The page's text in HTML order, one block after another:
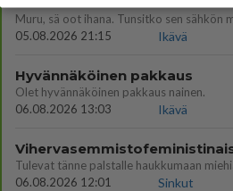
05.08.2026 21:15
Ikävä
Hyvännäköinen pakkaus
Olet hyvännäköinen pakkaus nainen.
06.08.2026 13:03
Ikävä
06.08.2026 12:01
Sinkut